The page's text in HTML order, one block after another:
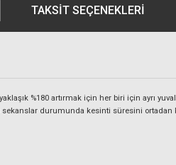
TAKSIT SEÇENEKLERI
%180 artırmak için her biri için ayrı
durumunda kesinti süresini ortadan